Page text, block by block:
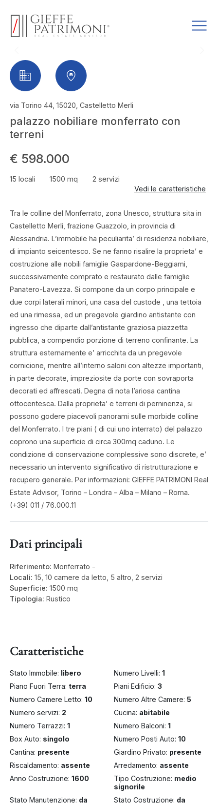
via Torino 44, 15020, Castelletto Merli
palazzo nobiliare monferrato con
terreni
€ 598.000
15 locali 1500 mq
2 servizi
Vedi le caratteristiche
Tra le colline del Monferrato, zona Unesco, struttura sita in
Castelletto Merli, frazione Guazzolo, in provincia di
Alessandria. L’immobile ha peculiarita’ di residenza nobiliare,
di impianto seicentesco. Se ne fanno risalire la proprieta’ e
costruzione alle nobili famiglie Gaspardone-Beggiami,
successivamente comprato e restaurato dalle famiglie
Panatero-Lavezza. Si compone da un corpo principale e
due corpi laterali minori, una casa del custode , una tettoia
ed una rimessa, ed un pregevole giardino antistante con
ingresso che diparte dall’antistante graziosa piazzetta
pubblica, a compendio porzione di terreno confinante. La
struttura esternamente e’ arricchita da un pregevole
cornicione, mentre all’interno saloni con altezze importanti,
in parte decorate, impreziosite da porte con sovraporta
decorati ed affrescati. Degna di nota l’ariosa cantina
ottocentesca. Dalla proprieta’ e terreni di perninenza, si
possono godere piacevoli panorami sulle morbide colline
del Monferrato. I tre piani ( di cui uno interrato) del palazzo
coprono una superficie di circa 300mq caduno. Le
condizione di conservazione complessive sono discrete, e’
necessario un intervento significativo di ristrutturazione e
recupero generale. Per informazioni: GIEFFE PATRIMONI Real
Estate Advisor, Torino – Londra – Alba – Milano – Roma.
(+39) 011 / 76.000.11
Dati principali
Riferimento: Monferrato -
Locali: 15, 10 camere da letto, 5 altro, 2 servizi
Superficie: 1500 mq
Tipologia: Rustico
Caratteristiche
Stato Immobile: libero Numero Livelli: 1
Piano Fuori Terra: terra Piani Edificio: 3
Numero Camere Letto: 10 Numero Altre Camere: 5
Numero servizi: 2 Cucina: abitabile
Numero Terrazzi: 1 Numero Balconi: 1
Box Auto: singolo Numero Posti Auto: 10
Cantina: presente Giardino Privato: presente
Riscaldamento: assente Arredamento: assente
Anno Costruzione: 1600 Tipo Costruzione: medio
signorile
Stato Manutenzione: da
Stato Costruzione: da